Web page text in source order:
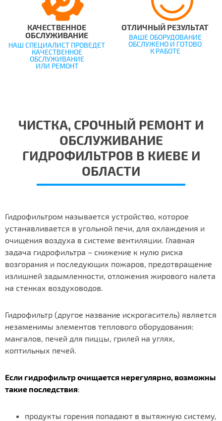
КАЧЕСТВЕННОЕ
ОБСЛУЖИВАНИЕ
НАШ СПЕЦИАЛИСТ ПРОВЕДЕТ
КАЧЕСТВЕННОЕ
ОБСЛУЖИВАНИЕ
ИЛИ РЕМОНТ
ОТЛИЧНЫЙ РЕЗУЛЬТАТ
ВАШЕ ОБОРУДОВАНИЕ
ОБСЛУЖЕНО И ГОТОВО
К РАБОТЕ
ЧИСТКА, СРОЧНЫЙ РЕМОНТ И
ОБСЛУЖИВАНИЕ
ГИДРОФИЛЬТРОВ В КИЕВЕ И
ОБЛАСТИ
Гидрофильтром называется устройство, которое
устанавливается в угольной печи, для охлаждения и
очищения воздуха в системе вентиляции. Главная
задача гидрофильтра – снижение к нулю риска
возгорания и последующих пожаров, предотвращение
излишней задымленности, отложения жирового налета
на стенках воздуховодов.
Гидрофильтр (другое название искрогаситель) является
незаменимы элементов теплового оборудования:
мангалов, печей для пиццы, грилей на углях,
коптильных печей.
Если гидрофильтр очищается нерегулярно, возможны
такие последствия:
продукты горения попадают в вытяжную систему,